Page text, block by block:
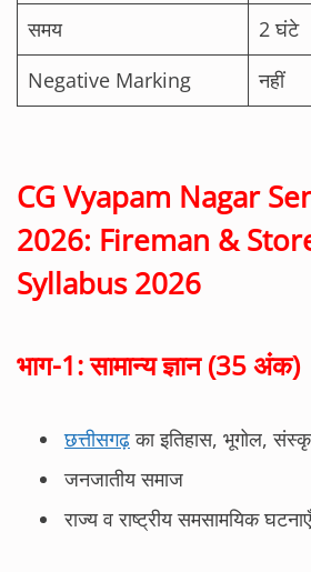
समय
2 घंटे
Negative Marking
नहीं
CG Vyapam Nagar
2026: Fireman &
Syllabus 2026
भाग-1: सामान्य ज्ञान (35 अंक)
छत्तीसगढ़का इतिहास, भूगोल,
जनजातीय समाज
राज्य व राष्ट्रीय समसामयिक घटनाएँ